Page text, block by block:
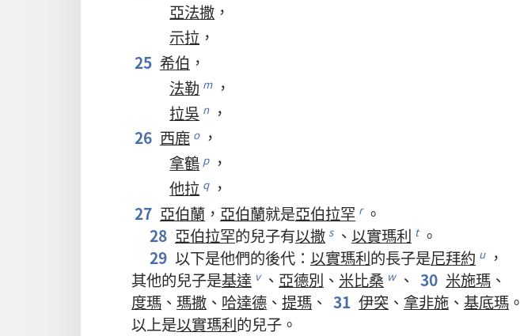
亞法撒 ，
示拉 ，
25 希伯 ，
法勒 m ，
拉吳 n ，
26 西鹿 o ，
拿鶴 p ，
他拉 q ，
27 亞伯蘭 ， 亞伯蘭就是亞伯拉罕 r 。
28 亞伯拉罕的兒子有以撒 s 、 以實瑪利 t 。
29 以下是他們的後代 ： 以實瑪利的長子是尼拜約 u ，
其他的兒子是基達 v 、 亞德別 、 米比桑 w 、 30 米施瑪 、
度瑪 、 瑪撒 、 哈達德 、 提瑪 、 31 伊突 、 拿非施 、 基底瑪 。
以上是以實瑪利的兒子 。